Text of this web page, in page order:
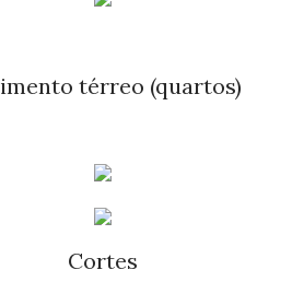
térreo (quartos)
Cortes